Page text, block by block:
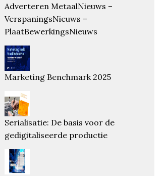
Adverteren MetaalNieuws –
VerspaningsNieuws –
PlaatBewerkingsNieuws
Marketing Benchmark 2025
Serialisatie: De basis voor de
gedigitaliseerde productie